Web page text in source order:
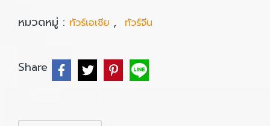
หมวดหมู่ : ทัวร์เอเซีย , ทัวร์จีน
Share